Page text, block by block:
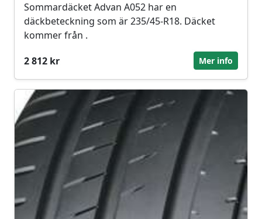
Sommardäcket Advan A052 har en
däckbeteckning som är 235/45-R18. Däcket
kommer från .
2 812 kr
Mer info